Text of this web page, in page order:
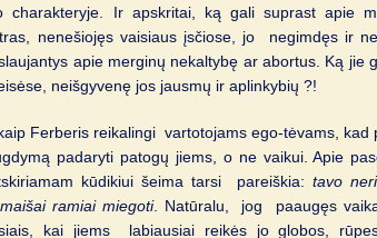
charakteryje. Ir apskritai, ką gali suprast apie
nenešiojęs vaisiaus įsčiose, jo negimdęs ir
apie merginų nekaltybę ar abortus. Ką jie
neišgyvenę jos jausmų ir aplinkybių ?!
Ferberis reikalingi vartotojams ego-tėvams,
padaryti patogų jiems, o ne vaikui. Apie
kūdikiui šeima tarsi pareiškia:tavo
ramiai miegoti. Natūralu, jog paaugęs
kai jiems labiausiai reikės jo globos,